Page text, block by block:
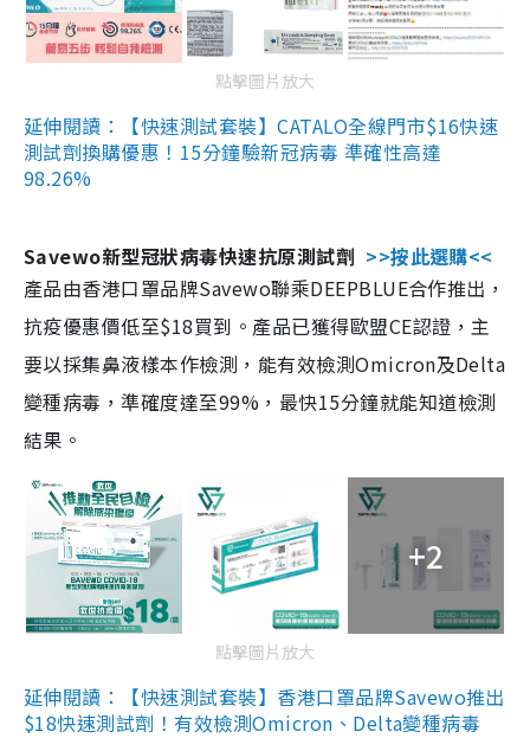
點擊圖片放大
延伸閱讀：【快速測試套裝】CATALO全線門市$16快速
測試劑換購優惠！15分鐘驗新冠病毒 準確性高達
98.26%
Savewo新型冠狀病毒快速抗原測試劑 >>按此選購<<
產品由香港口罩品牌Savewo聯乘DEEPBLUE合作推出，
抗疫優惠價低至$18買到。產品已獲得歐盟CE認證，主
要以採集鼻液樣本作檢測，能有效檢測Omicron及Delta
變種病毒，準確度達至99%，最快15分鐘就能知道檢測
結果。
+2
點擊圖片放大
延伸閱讀：【快速測試套裝】香港口罩品牌Savewo推出
$18快速測試劑！有效檢測Omicron、Delta變種病毒